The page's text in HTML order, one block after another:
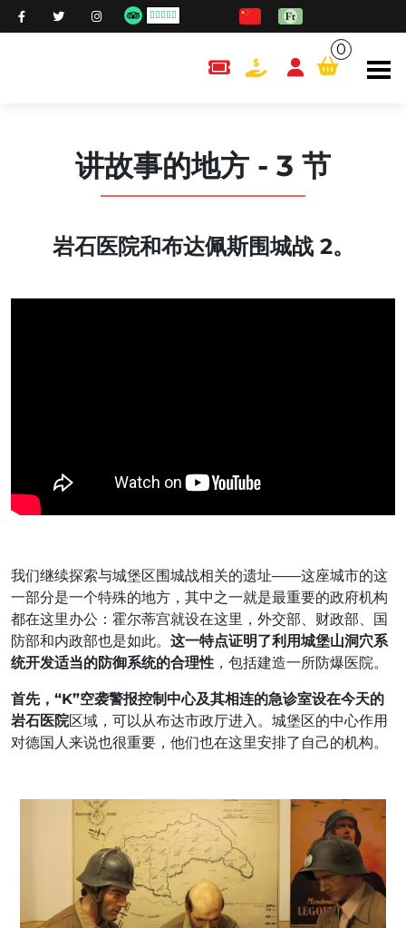
content.cart
0
讲故事的地方 - 3 节
岩石医院和布达佩斯围城战 2。
我们继续探索与城堡区围城战相关的遗址——这座城市的这
一部分是一个特殊的地方，其中之一就是最重要的政府机构
都在这里办公：霍尔蒂宫就设在这里，外交部、财政部、国
防部和内政部也是如此。 这一特点证明了利用城堡山洞穴系
统开发适当的防御系统的合理性 ，包括建造一所防爆医院。
首先，“K”空袭警报控制中心及其相连的急诊室设在今天的
岩石医院区域，可以从布达市政厅进入。城堡区的中心作用
对德国人来说也很重要，他们也在这里安排了自己的机构。
空袭警报控制中心“K”——由民防局运营。